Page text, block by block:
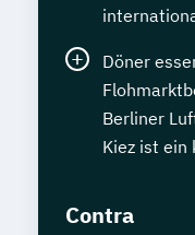
Döner
Berliner
Kiez ist ein
Contra